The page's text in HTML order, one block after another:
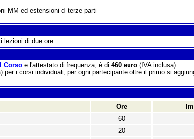
MM ed estensioni di terze parti
lezioni di due ore.
Corso e l'attestato di frequenza, è di 460 euro (IVA inclusa).
i corsi individuali, per ogni partecipante oltre il primo si
Ore
60
20